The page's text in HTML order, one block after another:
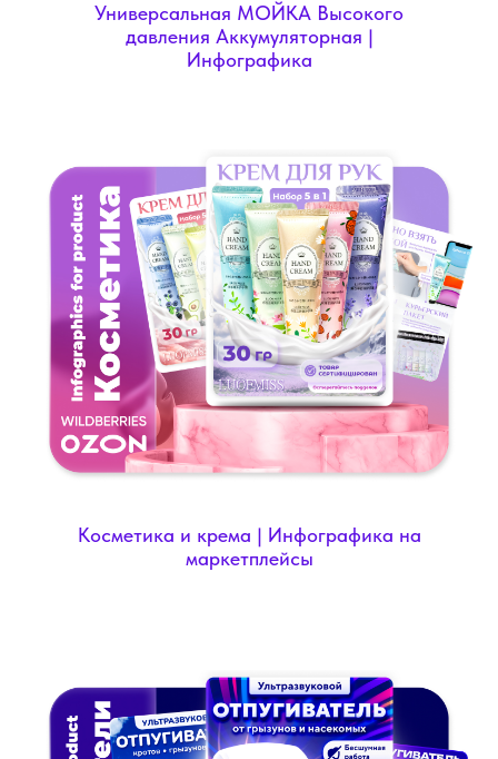
Универсальная МОЙКА Высокого
давления Аккумуляторная |
Инфографика
Косметика и крема | Инфографика на
маркетплейсы